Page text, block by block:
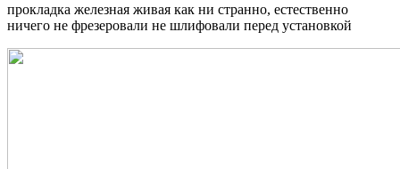
прокладка железная живая как ни странно, естественно
ничего не фрезеровали не шлифовали перед установкой